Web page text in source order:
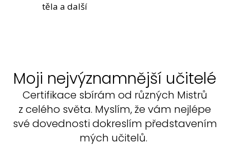
těla a další
Moji nejvýznamnější učitelé
Certifikace sbírám od různých Mistrů
z celého světa. Myslím, že vám nejlépe
své dovednosti dokreslím představením
mých učitelů.